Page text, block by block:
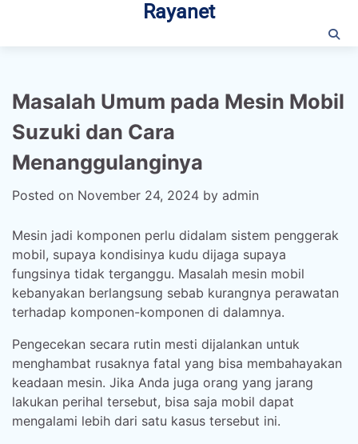
content
Rayanet
Masalah Umum pada Mesin Mobil
Suzuki dan Cara
Menanggulanginya
Posted on November 24, 2024 by admin
Mesin jadi komponen perlu didalam sistem penggerak
mobil, supaya kondisinya kudu dijaga supaya
fungsinya tidak terganggu. Masalah mesin mobil
kebanyakan berlangsung sebab kurangnya perawatan
terhadap komponen-komponen di dalamnya.
Pengecekan secara rutin mesti dijalankan untuk
menghambat rusaknya fatal yang bisa membahayakan
keadaan mesin. Jika Anda juga orang yang jarang
lakukan perihal tersebut, bisa saja mobil dapat
mengalami lebih dari satu kasus tersebut ini.